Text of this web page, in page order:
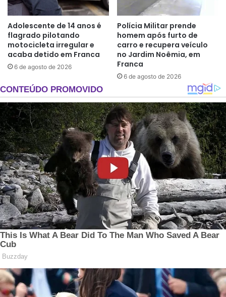
Adolescente de 14 anos é
flagrado pilotando
motocicleta irregular e
acaba detido em Franca
6 de agosto de 2026
Polícia Militar prende
homem após furto de
carro e recupera veículo
no Jardim Noêmia, em
Franca
6 de agosto de 2026